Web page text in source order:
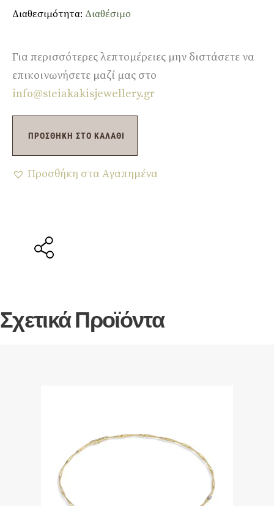
Διαθεσιμότητα: Διαθέσιμο
Για περισσότερες λεπτομέρειες μην διστάσετε να
επικοινωνήσετε μαζί μας στο
info@steiakakisjewellery.gr
ΠΡΟΣΘΉΚΗ ΣΤΟ ΚΑΛΆΘΙ
Προσθήκη στα Αγαπημένα
Σχετικά Προϊόντα